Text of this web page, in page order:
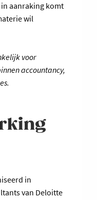
aanraking komt
wil
voor
accountancy,
in
van Deloitte